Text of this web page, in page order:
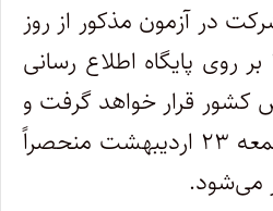
در‌ آزمون مذکور از روز
چهارشنبه ۱۴۰۱/۰۲/۲۱ بر روی پایگاه اطلاع رسانی
قرار خواهد گرفت و
آزمون نیز صبح روز جمعه ۲۳ اردیبهشت منحصراً
می‌شود.